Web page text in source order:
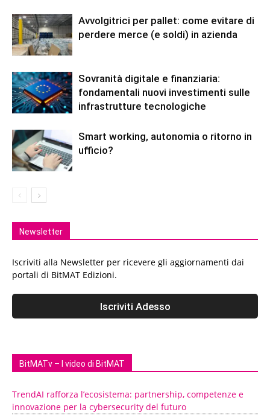
Avvolgitrici per pallet: come evitare di
perdere merce (e soldi) in azienda
Sovranità digitale e finanziaria:
fondamentali nuovi investimenti sulle
infrastrutture tecnologiche
Smart working, autonomia o ritorno in
ufficio?
Newsletter
Iscriviti alla Newsletter per ricevere gli aggiornamenti dai
portali di BitMAT Edizioni.
BitMATv – I video di BitMAT
TrendAI rafforza l’ecosistema: partnership, competenze e
innovazione per la cybersecurity del futuro